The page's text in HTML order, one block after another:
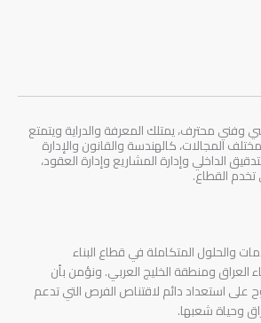
وفني محترف، يمتلك المعرفة والدراية ويتمتع
المجالات، كالهندسة والقانون والإدارة
الداخلي وإدارة المشاريع وإدارة العقود،
تخدم القطاع.
والحلول المتكاملة في قطاع البناء
العراق ومنطقة الخليج العربي. ونؤمن بأن
استعداد دائم لاقتناص الفرص التي تدعم
وحياة شعبها.